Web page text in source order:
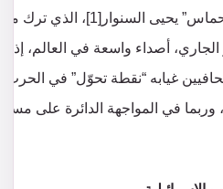
المكتب السياسي لحركة “حماس” يحيى السنوار[1]،
الجاري، أصداء واسعة في العالم، إذ
غيابه “نقطة تحوّل” في الحرب
وربما في المواجهة الدائرة على